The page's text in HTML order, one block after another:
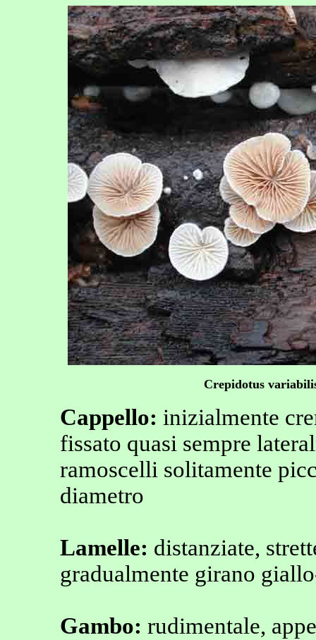
Crepidotus
Cappello: inizialmente
fissato quasi sempre
ramoscelli solitamente
diametro
Lamelle: distanziate,
gradualmente girano
Gambo: rudimentale,